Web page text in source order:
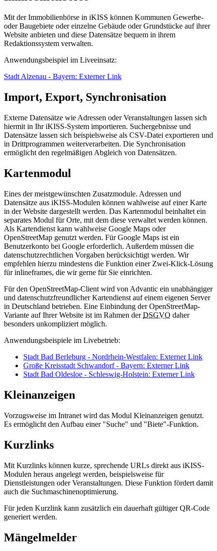
Mit der Immobilienbörse in iKISS können Kommunen Gewerbe-
oder Baugebiete oder einzelne Gebäude oder Grundstücke auf ihrer
Website anbieten und diese Datensätze bequem in ihrem
Redaktionssystem verwalten.
Anwendungsbeispiel im Liveeinsatz:
Stadt Alzenau - Bayern: Externer Link
Import, Export, Synchronisation
Externe Datensätze wie Adressen oder Veranstaltungen lassen sich
hiermit in Ihr iKISS-System importieren. Suchergebnisse und
Datensätze lassen sich beispielsweise als CSV-Datei exportieren und
in Drittprogrammen weiterverarbeiten. Die Synchronisation
ermöglicht den regelmäßigen Abgleich von Datensätzen.
Kartenmodul
Eines der meistgewünschten Zusatzmodule. Adressen und
Datensätze aus iKISS-Modulen können wahlweise auf einer Karte
in der Website dargestellt werden. Das Kartenmodul beinhaltet ein
separates Modul für Orte, mit dem diese verwaltet werden können.
Als Kartendienst kann wahlweise Google Maps oder
OpenStreetMap genutzt werden. Für Google Maps ist ein
Benutzerkonto bei Google erforderlich. Außerdem müssen die
datenschutzrechtlichen Vorgaben berücksichtigt werden. Wir
empfehlen hierzu mindestens die Funktion einer Zwei-Klick-Lösung
für inlineframes, die wir gerne für Sie einrichten.
Für den OpenStreetMap-Client wird von Advantic ein unabhängiger
und datenschutzfreundlicher Kartendienst auf einem eigenen Server
in Deutschland betrieben. Eine Einbindung der OpenStreetMap-
Variante auf Ihrer Website ist im Rahmen derDSGVO daher
besonders unkompliziert möglich.
Anwendungsbeispiele im Livebetrieb:
Stadt Bad Berleburg - Nordrhein-Westfalen: Externer Link
Große Kreisstadt Schwandorf - Bayern: Externer Link
Stadt Bad Oldesloe - Schleswig-Holstein: Externer Link
Kleinanzeigen
Vorzugsweise im Intranet wird das Modul Kleinanzeigen genutzt.
Es ermöglicht den Aufbau einer "Suche" und "Biete"-Funktion.
Kurzlinks
Mit Kurzlinks können kurze, sprechende URLs direkt aus iKISS-
Modulen heraus angelegt werden, beispielsweise für
Dienstleistungen oder Veranstaltungen. Diese Funktion fördert damit
auch die Suchmaschinenoptimierung.
Für jeden Kurzlink kann zusätzlich ein dauerhaft gültiger QR-Code
generiert werden.
Mängelmelder